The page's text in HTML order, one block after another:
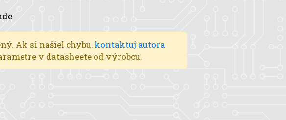
Ak si našiel chybu, kontaktuj autora
v datasheete od výrobcu.